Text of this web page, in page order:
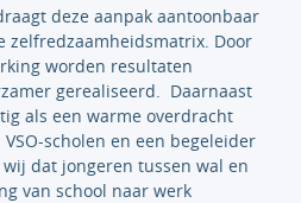
deze aanpak aantoonbaar
zelfredzaamheidsmatrix. Door
worden resultaten
gerealiseerd. Daarnaast
als een warme overdracht
scholen en een begeleider
wij dat jongeren tussen wal en
van school naar werk